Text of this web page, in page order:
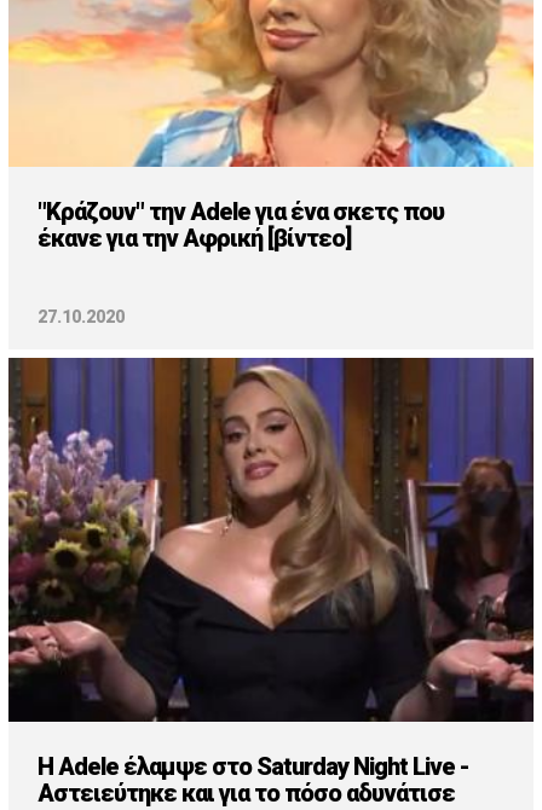
Πρώτο
Style
"Κράζουν" την Adele για ένα σκετς που
έκανε για την Αφρική [βίντεο]
27.10.2020
Η Adele έλαμψε στο Saturday Night Live -
Αστειεύτηκε και για το πόσο αδυνάτισε